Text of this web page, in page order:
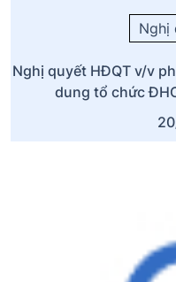
Nghị
Nghị quyết HĐQT v/v
dung tổ chức